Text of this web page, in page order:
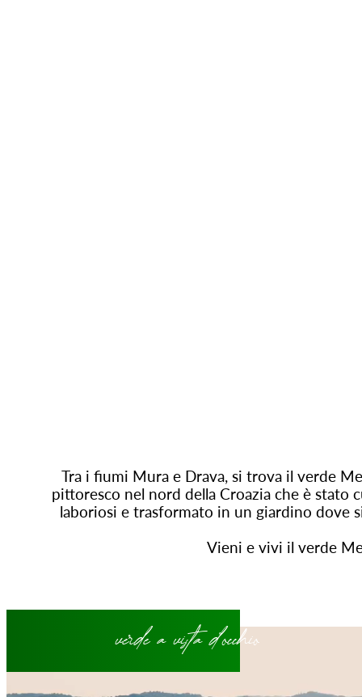
Tra i fiumi Mura e Drava, si trova il verde
pittoresco nel nord della Croazia che è stato
laboriosi e trasformato in un giardino dove
Vieni e vivi il verde
verde a vista d'occhio